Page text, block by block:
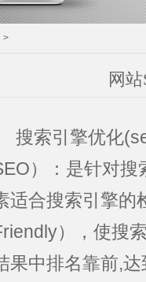
>
网
搜索引擎优化
）：是针对搜
适合搜索引擎的
），使搜
果中排名靠前,